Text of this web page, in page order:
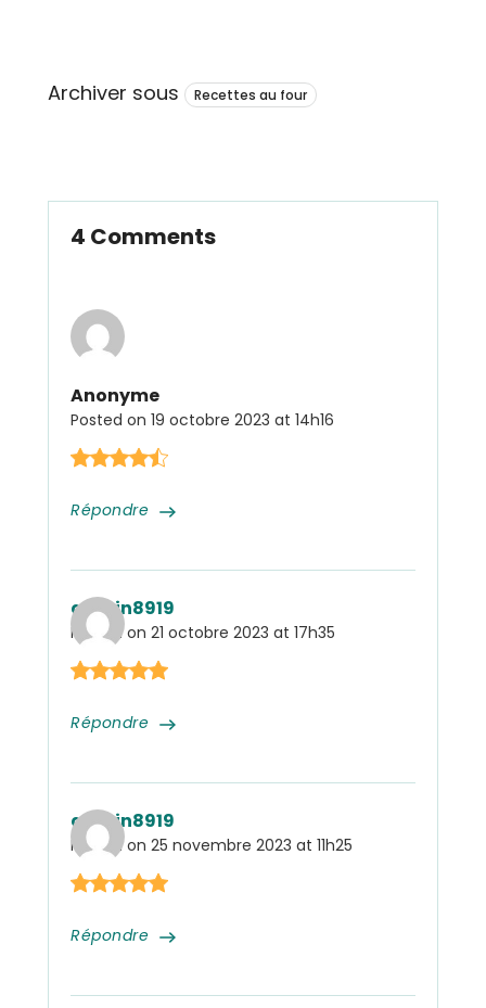
Archiver sous Recettes au four
4 Comments
Anonyme
Posted on 19 octobre 2023 at 14h16
Répondre
admin8919
Posted on 21 octobre 2023 at 17h35
Répondre
admin8919
Posted on 25 novembre 2023 at 11h25
Répondre